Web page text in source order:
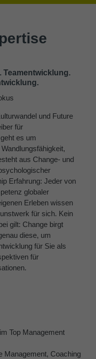
und Future
für
es um
aus Change- und
Erfahrung: Jeder von
globaler
Erleben wissen
für sich. Kein
gilt: Change birgt
diese, um
für Sie als
für
Top Management
Management, Coaching